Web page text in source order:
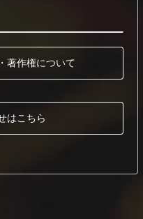
著作権について
はこちら